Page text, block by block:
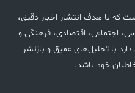
که با هدف انتشار اخبار دقیق،
اجتماعی، اقتصادی، فرهنگی و
با تحلیل‌های عمیق و بازنشر
خود باشد.